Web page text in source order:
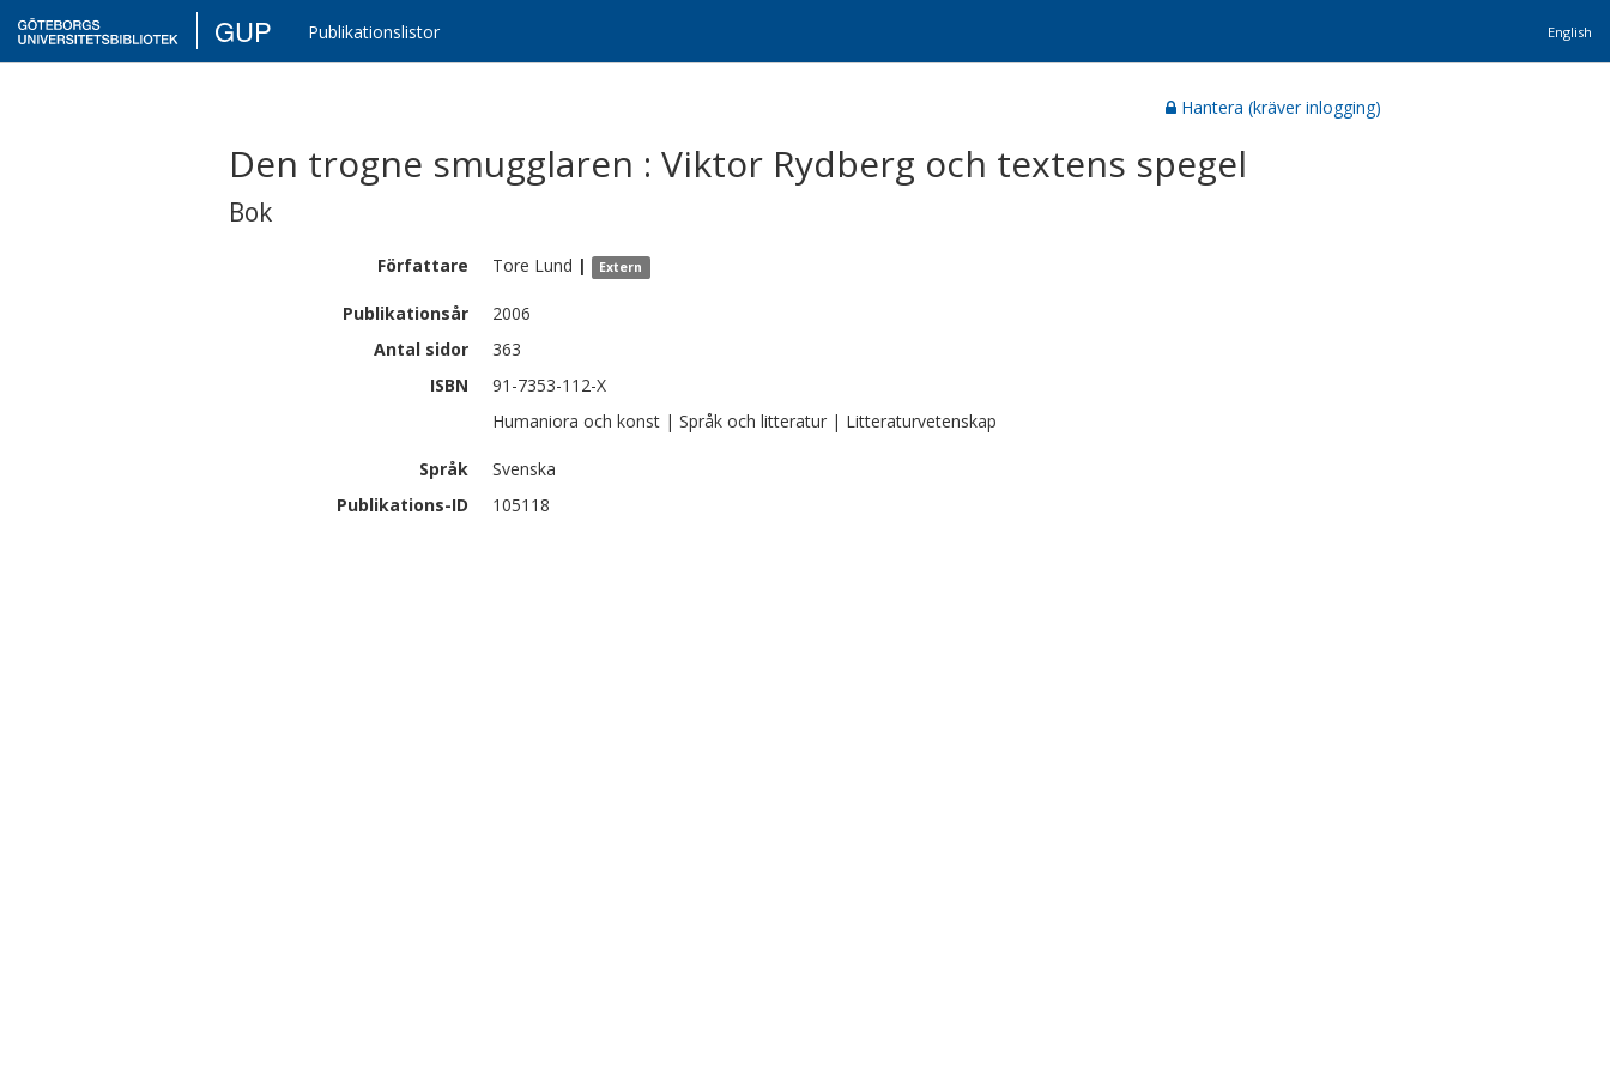
GUP Publikationslistor English
Hantera (kräver inlogging)
Den trogne smugglaren : Viktor Rydberg och textens spegel
Bok
Författare Tore Lund | Extern
Publikationsår
2006
Antal sidor
363
ISBN
91-7353-112-X
Humaniora och konst | Språk och litteratur | Litteraturvetenskap
Språk
Svenska
Publikations-ID
105118